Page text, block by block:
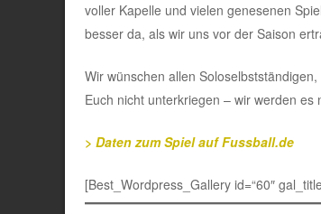
voller Kapelle und vielen genesenen
besser da, als wir uns vor der Saison
Wir wünschen allen
Euch nicht unterkriegen – wir werden
> Daten zum Spiel auf Fussball.de
[Best_Wordpress_Gallery id=“60″